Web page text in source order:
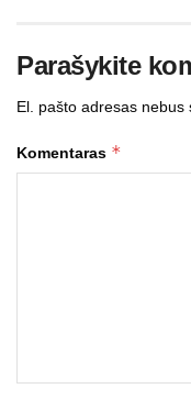
Parašykite
El. pašto adresas nebus
Komentaras *